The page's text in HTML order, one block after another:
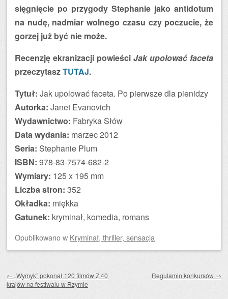
sięgnięcie po przygody Stephanie jako antidotum
na nudę, nadmiar wolnego czasu czy poczucie, że
gorzej już być nie może.
Recenzję ekranizacji powieści Jak upolować faceta
przeczytaszTUTAJ.
Tytuł: Jak upolować faceta. Po pierwsze dla pienidzy
Autorka: Janet Evanovich
Wydawnictwo: Fabryka Słów
Data wydania: marzec 2012
Seria: Stephanie Plum
ISBN: 978-83-7574-682-2
Wymiary: 125 x 195 mm
Liczba stron: 352
Okładka: miękka
Gatunek: kryminał, komedia, romans
Opublikowanow Kryminał, thriller, sensacja
← „Wymyk” pokonał 120 filmów Z 40
krajów na festiwalu w Rzymie
Regulamin konkursów →